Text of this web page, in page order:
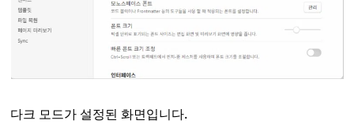
다크 모드가 설정된 화면입니다.